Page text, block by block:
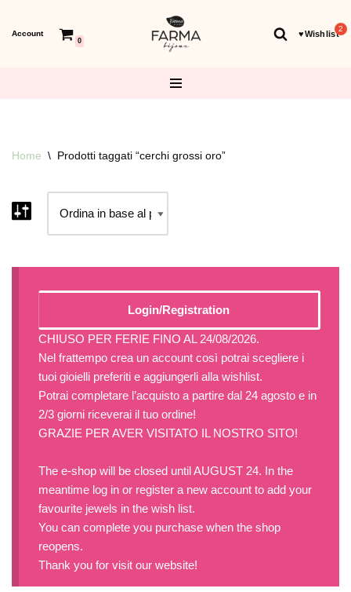
Account
0
♥︎Wishlist
Home \ Prodotti taggati “cerchi grossi oro”
Login/Registration
CHIUSO PER FERIE FINO AL 24/08/2026.
Nel frattempo crea un account così potrai scegliere i
tuoi gioielli preferiti e aggiungerli alla wishlist.
Potrai completare l’acquisto a partire dal 24 agosto e in
2/3 giorni riceverai il tuo ordine!
GRAZIE PER AVER VISITATO IL NOSTRO SITO!
The e-shop will be closed until AUGUST 24. In the
meantime log in or register a new account to add your
favourite jewels in the wish list.
You can complete you purchase when the shop
reopens.
Thank you for visit our website!